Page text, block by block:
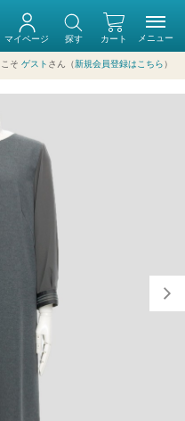
カート
マイページ 探す
そ ゲスト さん（新規会員登録はこちら ）
メニュー